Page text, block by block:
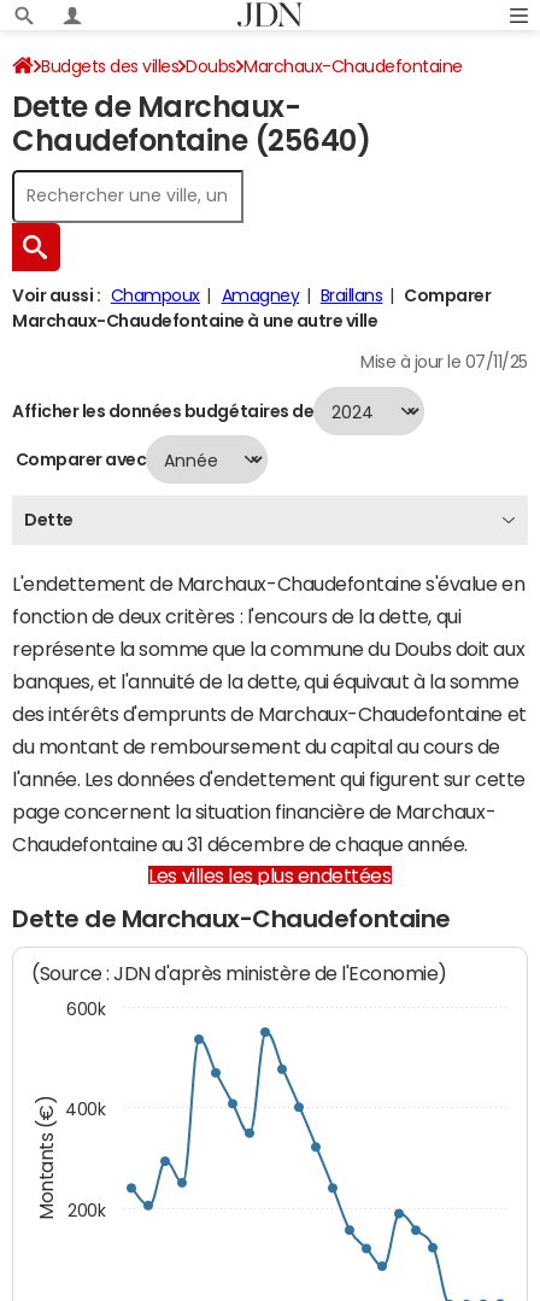
Budgets des villes Doubs Marchaux-Chaudefontaine
Dette au 31/12/2024
Dette de Marchaux-
Chaudefontaine (25640)
Voir aussi : Champoux Amagney Braillans
Comparer
Marchaux-Chaudefontaine à une autre ville
Mise à jour le 07/11/25
Afficher les données budgétaires de
Comparer avec
Dette
L'endettement de Marchaux-Chaudefontaine s'évalue en
fonction de deux critères : l'encours de la dette, qui
représente la somme que la commune du Doubs doit aux
banques, et l'annuité de la dette, qui équivaut à la somme
des intérêts d'emprunts de Marchaux-Chaudefontaine et
du montant de remboursement du capital au cours de
l'année. Les données d'endettement qui figurent sur cette
page concernent la situation financière de Marchaux-
Chaudefontaine au 31 décembre de chaque année.
Les villes les plus endettées
Dette de Marchaux-Chaudefontaine
Montants (€)
(Source : JDN d'après ministère de l'Economie)
200k
400k
600k